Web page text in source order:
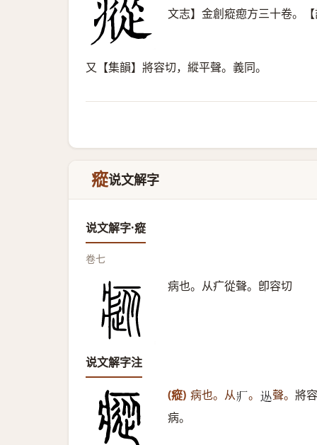
文志】金創瘲瘛方三十卷。
又【集韻】將容切，縱平聲。義同。
瘲说文解字
说文解字·瘲
卷七
病也。从疒從聲。卽容切
说文解字注
(瘲) 病也。从𤕫 。 𨑹 聲。 將
病。